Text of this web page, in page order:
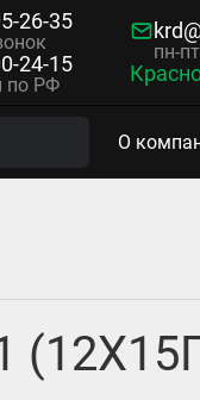
26-35
24-15
по РФ
пн-
О